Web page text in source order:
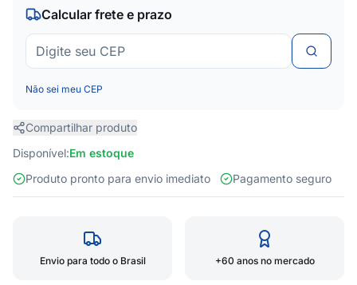
Calcular frete e prazo
Não sei meu CEP
Compartilhar produto
Disponível:Em estoque
Produto pronto para envio imediato
Pagamento seguro
Envio para todo o Brasil +60 anos no mercado